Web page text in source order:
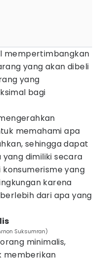
mempertimbangkan
yang akan dibeli
yang
bagi
memahami apa
sehingga dapat
dimiliki secara
yang
karena
dari apa yang
Suksumran)
minimalis,
memberikan